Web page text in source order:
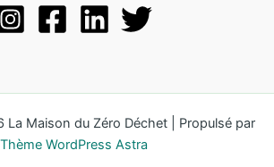
Maison du Zéro Déchet | Propulsé par
Thème WordPress Astra